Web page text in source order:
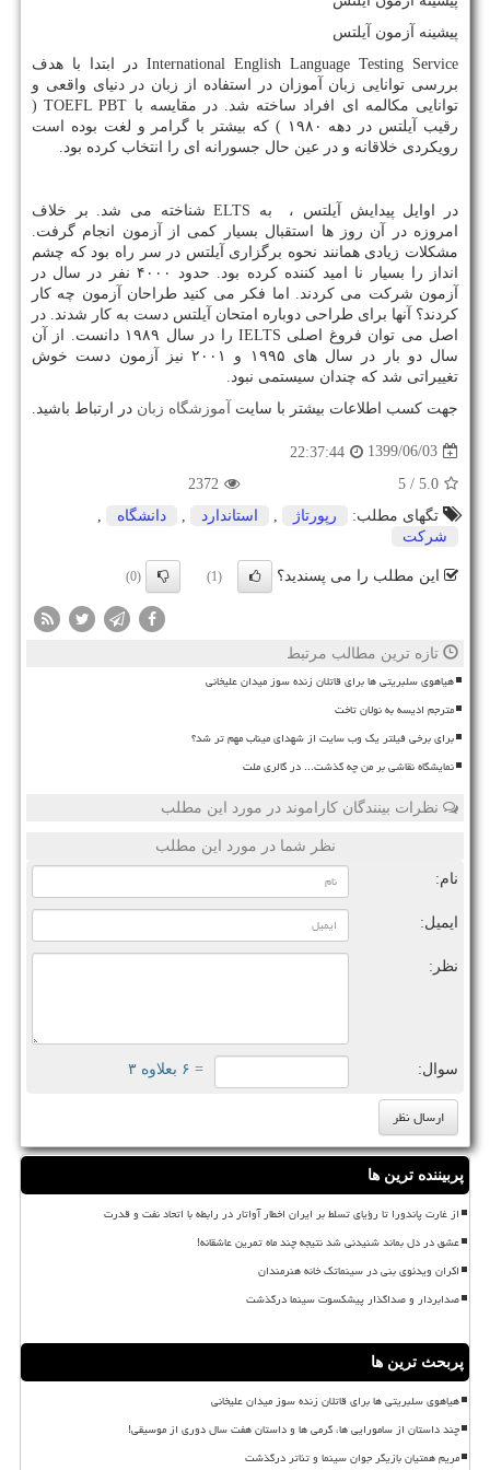
پیشینه آزمون آیلتس
International English Language Testing Service در ابتدا با هدف
بررسی توانایی زبان آموزان در استفاده از زبان در دنیای واقعی و
توانایی مکالمه ای افراد ساخته شد. در مقایسه با TOEFL PBT
(
رقیب آیلتس در دهه ۱۹۸۰ ) که بیشتر با گرامر و لغت بوده است
رویکردی خلاقانه و در عین حال جسورانه ای را انتخاب کرده بود.
در اوایل پیدایش آیلتس ، به ELTSشناخته می شد. بر خلاف
امروزه در آن روز ها استقبال بسیار کمی از آزمون انجام گرفت.
مشکلات زیادی همانند نحوه برگزاری آیلتس در سر راه بود که چشم
انداز را بسیار نا امید کننده کرده بود. حدود ۴۰۰۰ نفر در سال در
آزمون شرکت می کردند. اما فکر می کنید طراحان آزمون چه کار
کردند؟ آنها برای طراحی دوباره امتحان آیلتس دست به کار شدند. در
اصل می توان فروغ اصلی IELTS
را در سال ۱۹۸۹ دانست. از آن
سال دو بار در سال های ۱۹۹۵ و ۲۰۰۱ نیز آزمون دست خوش
تغییراتی شد که چندان سیستمی نبود.
جهت کسب اطلاعات بیشتر با سایت آموزشگاه زبان در ارتباط باشید.
1399/06/03
22:37:44
5.0
/ 5
2372
تگهای مطلب:
رپورتاژ استاندارد دانشگاه
شركت
این مطلب را می پسندید؟ (1)
(0)
تازه ترین مطالب مرتبط
هیاهوی سلبریتی ها برای قاتلان زنده سوز میدان علیخانی
مترجم ادیسه به نولان تاخت
برای برخی فیلتر یک وب سایت از شهدای میناب مهم تر شد؟
نمایشگاه نقاشی بر من چه گذشت... در گالری ملت
نظرات بینندگان کاراموند در مورد این مطلب
نظر شما در مورد این مطلب
نام:
ایمیل:
نظر:
سوال: = ۶ بعلاوه ۳
پربیننده ترین ها
از غارت پاندورا تا رؤیای تسلط بر ایران اخطار آواتار در رابطه با اتحاد نفت و قدرت
عشق در دل بماند شنیدنی شد نتیجه چند ماه تمرین عاشقانه!
اکران ویدئوی بنی در سینماتک خانه هنرمندان
صدابردار و صداگذار پیشکسوت سینما درگذشت
پربحث ترین ها
هیاهوی سلبریتی ها برای قاتلان زنده سوز میدان علیخانی
چند داستان از سامورایی ها، گرمی ها و داستان هفت سال دوری از موسیقی!
مریم همتیان بازیگر جوان سینما و تئاتر درگذشت